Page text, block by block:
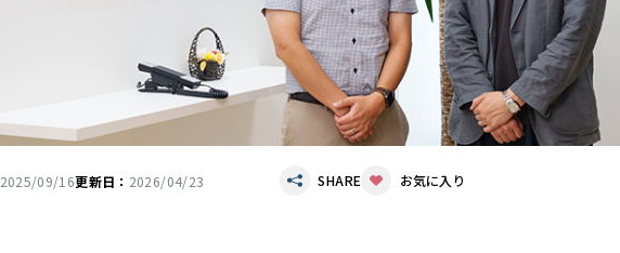
2025/09/16更新日： 2026/04/23 SHARE お気に入り